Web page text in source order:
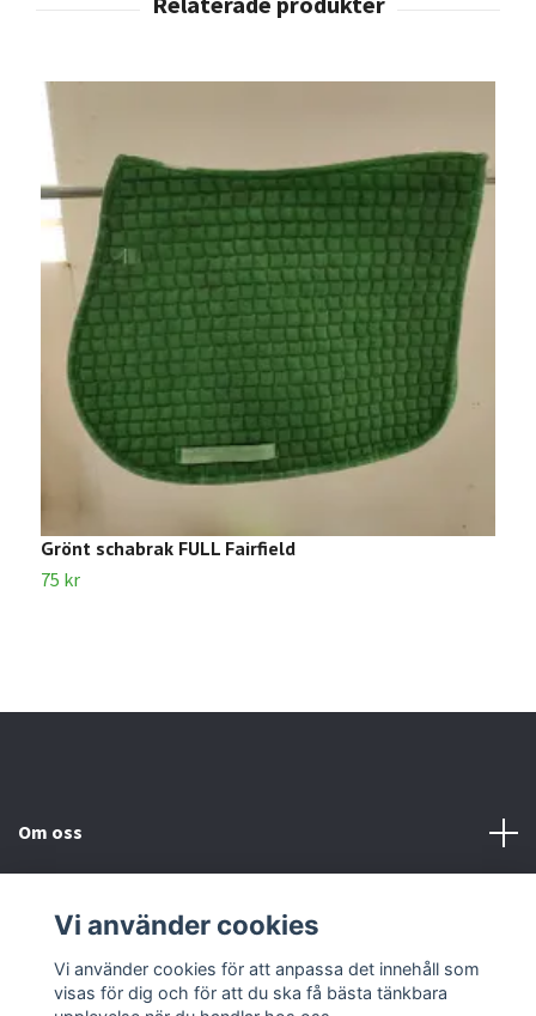
Grönt schabrak FULL Fairfield
75 kr
Om oss
Kontakta oss
Vi använder cookies
Vi använder cookies för att anpassa det innehåll som
visas för dig och för att du ska få bästa tänkbara